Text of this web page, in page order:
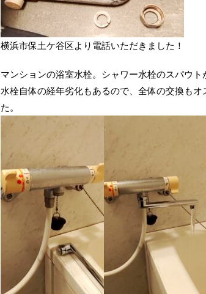
横浜市保土ケ谷区より電話いただきました！
マンションの浴室水栓。シャワー水栓のスパウト
水栓自体の経年劣化もあるので、全体の交換も
た。